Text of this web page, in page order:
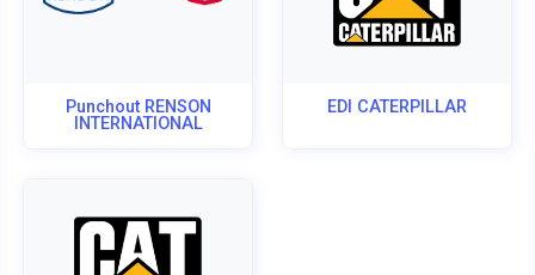
Punchout RENSON
INTERNATIONAL
EDI CATERPILLAR